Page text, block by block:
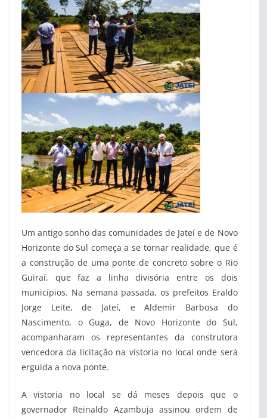
Um antigo sonho das comunidades de Jateí e de Novo
Horizonte do Sul começa a se tornar realidade, que é
a construção de uma ponte de concreto sobre o Rio
Guiraí, que faz a linha divisória entre os dois
municípios. Na semana passada, os prefeitos Eraldo
Jorge Leite, de Jateí, e Aldemir Barbosa do
Nascimento, o Guga, de Novo Horizonte do Sul,
acompanharam os representantes da construtora
vencedora da licitação na vistoria no local onde será
erguida a nova ponte.
A vistoria no local se dá meses depois que o
governador Reinaldo Azambuja assinou ordem de